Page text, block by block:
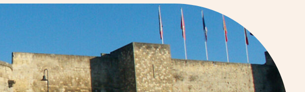
Se vores Gites à la Mer - Asnelles
Se Manoir Hôtel de Mathan -
Crépon
vores hytter
skal jeg besøge i nærheden af